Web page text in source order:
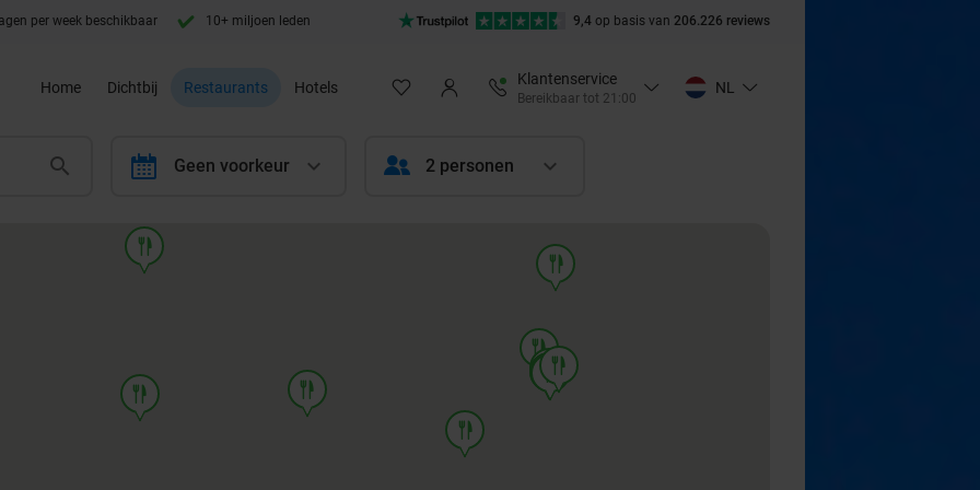
per week beschikbaar 10+ miljoen leden 9,4 op basis van 206.226 reviews
Home Dichtbij Restaurants Hotels
Klantenservice
Bereikbaar tot 21:00
NL
calendar Geen voorkeur 2 personen
food
food
food
food
food
food
food
food
food
food
food